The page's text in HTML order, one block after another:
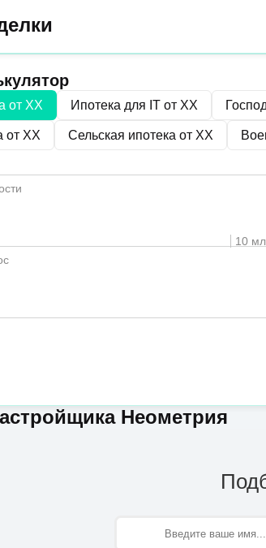
от XX Ипотека для IT от XX
от XX Сельская ипотека от XX
10
Неометрия